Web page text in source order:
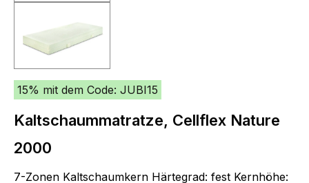
15% mit dem Code: JUBI15
Kaltschaummatratze, Cellflex Nature
2000
7-Zonen Kaltschaumkern Härtegrad: fest Kernhöhe: